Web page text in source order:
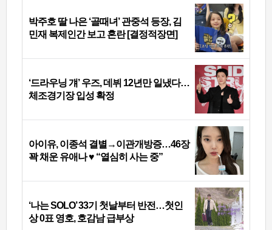
박주호 딸 나은 ‘골때녀’ 관중석 등장, 김
민재 복제인간 보고 혼란 [결정적장면]
‘드라우닝 걔’ 우즈, 데뷔 12년만 일냈다…
체조경기장 입성 확정
아이유, 이종석 결별→이관개방증…46장
꽉 채운 유애나 ♥ “열심히 사는 중”
‘나는 SOLO’ 33기 첫날부터 반전…첫인
상 0표 영호, 호감남 급부상